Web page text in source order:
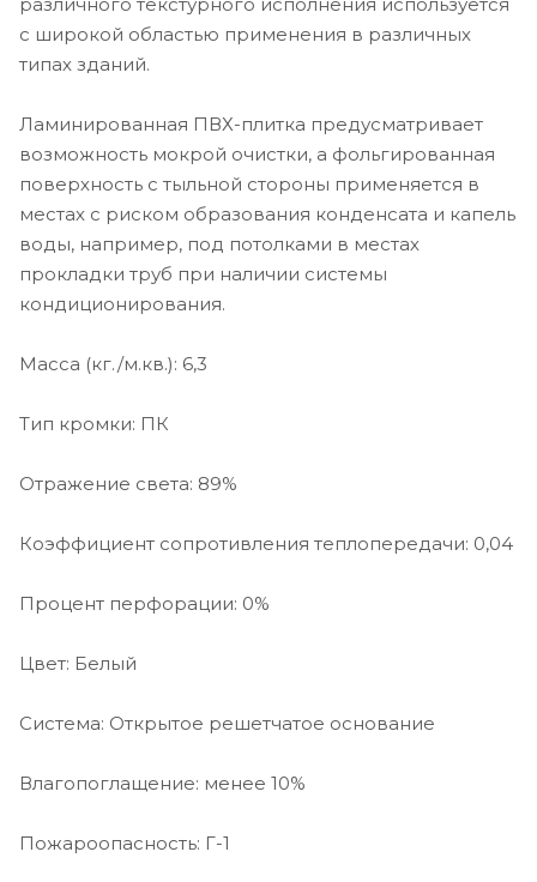
с широкой областью применения в различных
типах зданий.
Ламинированная ПВХ-плитка предусматривает
возможность мокрой очистки, а фольгированная
поверхность с тыльной стороны применяется в
местах с риском образования конденсата и капель
воды, например, под потолками в местах
прокладки труб при наличии системы
кондиционирования.
Масса (кг./м.кв.): 6,3
Тип кромки: ПК
Отражение света: 89%
Коэффициент сопротивления теплопередачи: 0,04
Процент перфорации: 0%
Цвет: Белый
Система: Открытое решетчатое основание
Влагопоглащение: менее 10%
Пожароопасность: Г-1